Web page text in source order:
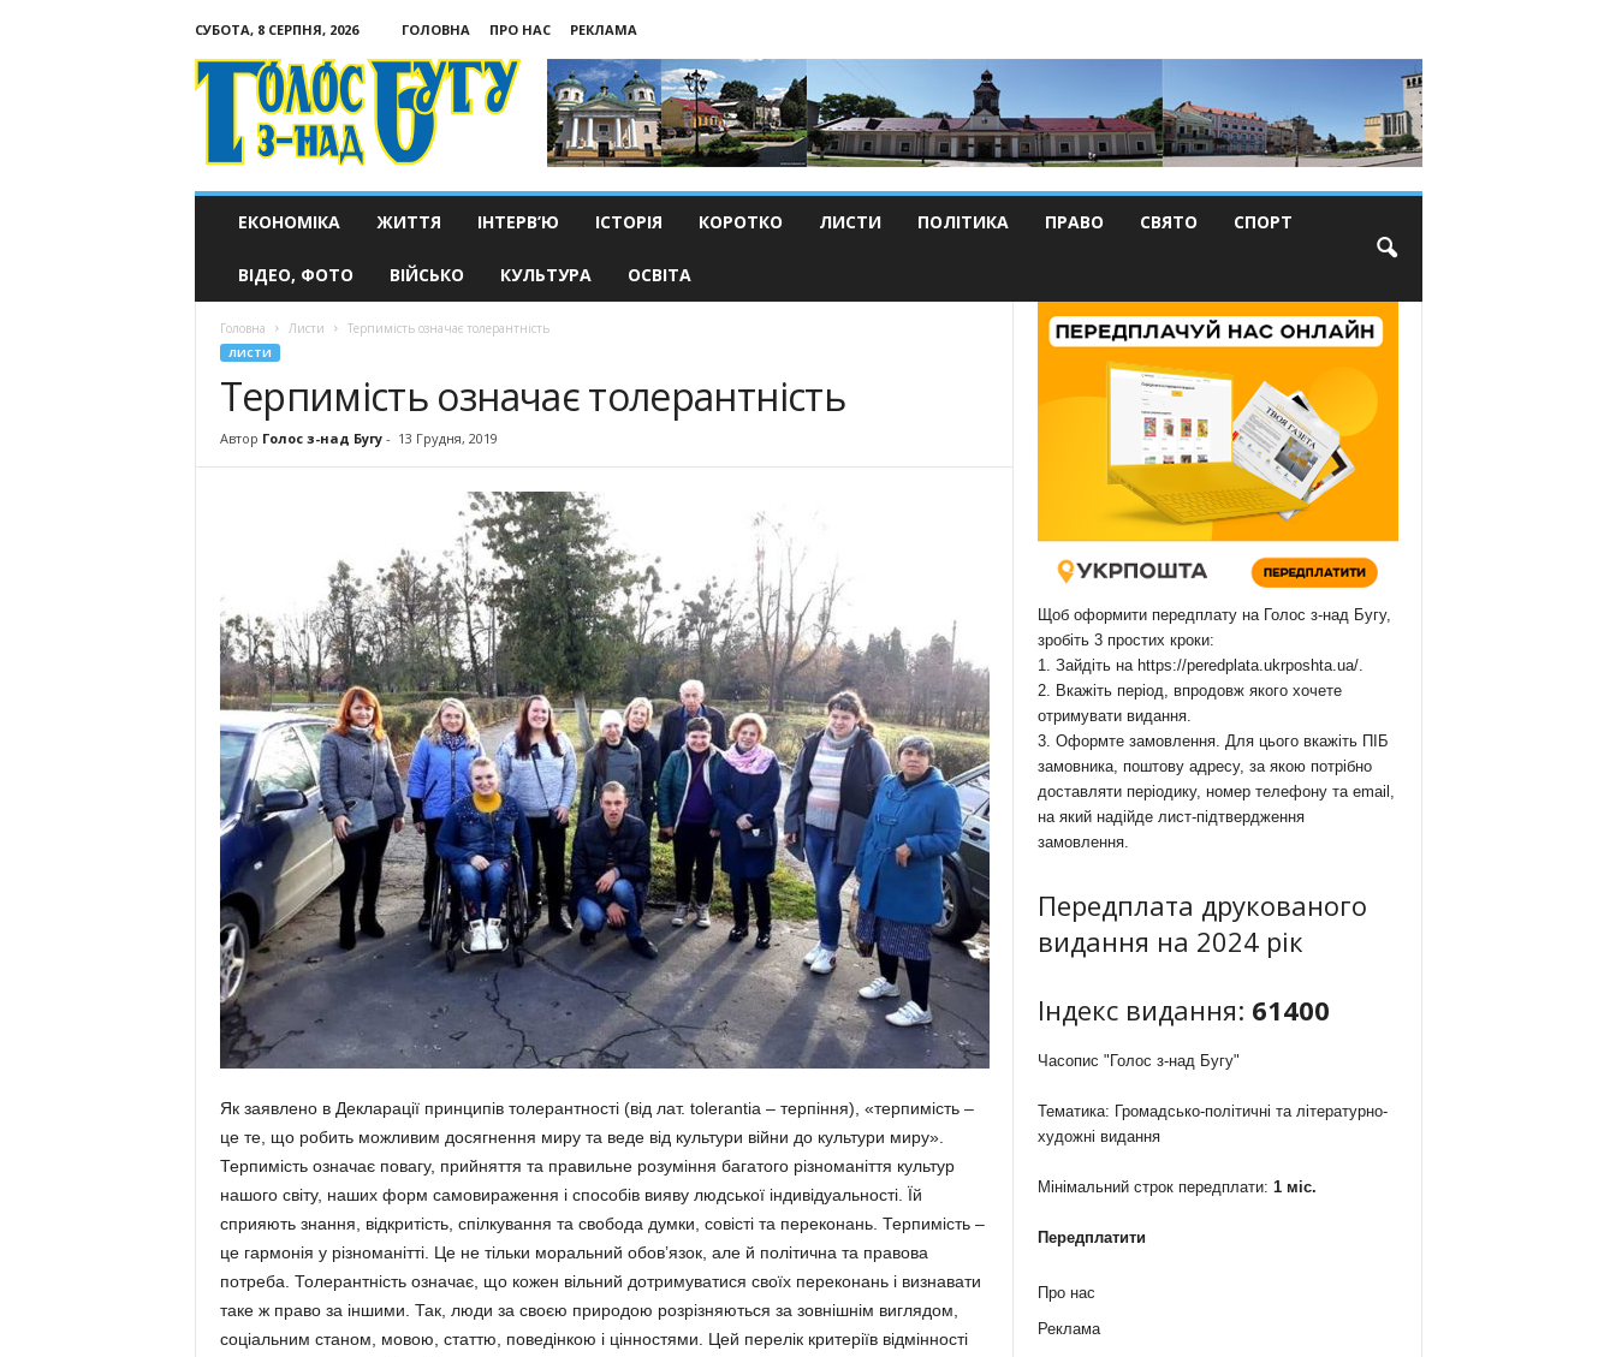
СУБОТА, 8 СЕРПНЯ, 2026 ГОЛОВНА ПРО НАС
РЕКЛАМА
Голос
з-
ЕКОНОМІКА ЖИТТЯ ІНТЕРВ’Ю ІСТОРІЯ КОРОТКО ЛИСТИ ПОЛІТИКА ПРАВО СВЯТО СПОРТ
ВІДЕО, ФОТО ВІЙСЬКО КУЛЬТУРА ОСВІТА
Головна Листи Терпимість означає толерантність
ЛИСТИ
Терпимість означає толерантність
Автор Голос з-над Бугу- 13 Грудня, 2019
Як заявлено в Декларації принципів толерантності (від лат. tolerantia – терпіння), «терпимість –
це те, що робить можливим досягнення миру та веде від культури війни до культури миру».
Терпимість означає повагу, прийняття та правильне розуміння багатого різноманіття культур
нашого світу, наших форм самовираження і способів вияву людської індивідуальності. Їй
сприяють знання, відкритість, спілкування та свобода думки, совісті та переконань. Терпимість –
це гармонія у різноманітті. Це не тільки моральний обов’язок, але й політична та правова
потреба. Толерантність означає, що кожен вільний дотримуватися своїх переконань і визнавати
таке ж право за іншими. Так, люди за своєю природою розрізняються за зовнішнім виглядом,
соціальним станом, мовою, статтю, поведінкою і цінностями. Цей перелік критеріїв відмінності
Щоб оформити передплату на Голос з-над Бугу,
зробіть 3 простих кроки:
1. Зайдіть на https://peredplata.ukrposhta.ua/.
2. Вкажіть період, впродовж якого хочете
отримувати видання.
3. Оформте замовлення. Для цього вкажіть ПІБ
замовника, поштову адресу, за якою потрібно
доставляти періодику, номер телефону та email,
на який надійде лист-підтвердження
замовлення.
Передплата друкованого
видання на 2024 рік
Індекс видання: 61400
Часопис "Голос з-над Бугу"
Тематика: Громадсько-політичні та літературно-
художні видання
Мінімальний строк передплати: 1 міс.
Передплатити
Про нас
Реклама